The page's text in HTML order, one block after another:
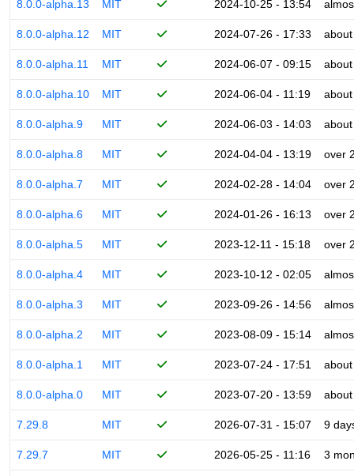
8.0.0-alpha.13 MIT 2024-10-25 - 13:54
8.0.0-alpha.12 MIT 2024-07-26 - 17:33
8.0.0-alpha.11 MIT 2024-06-07 - 09:15
8.0.0-alpha.10 MIT 2024-06-04 - 11:19
8.0.0-alpha.9 MIT 2024-06-03 - 14:03
8.0.0-alpha.8 MIT 2024-04-04 - 13:19 over
8.0.0-alpha.7 MIT 2024-02-28 - 14:04 over
8.0.0-alpha.6 MIT 2024-01-26 - 16:13 over
8.0.0-alpha.5 MIT 2023-12-11 - 15:18 over
8.0.0-alpha.4 MIT 2023-10-12 - 02:05
8.0.0-alpha.3 MIT 2023-09-26 - 14:56
8.0.0-alpha.2 MIT 2023-08-09 - 15:14
8.0.0-alpha.1 MIT 2023-07-24 - 17:51
8.0.0-alpha.0 MIT 2023-07-20 - 13:59
7.29.8 MIT 2026-07-31 - 15:07 9
7.29.7 MIT 2026-05-25 - 11:16 3